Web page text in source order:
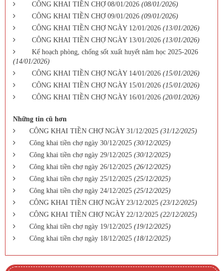
CÔNG KHAI TIỀN CHỢ 08/01/2026 (08/01/2026)
CÔNG KHAI TIỀN CHỢ 09/01/2026 (09/01/2026)
CÔNG KHAI TIỀN CHỢ NGÀY 12/01/2026 (13/01/2026)
CÔNG KHAI TIỀN CHỢ NGÀY 13/01/2026 (13/01/2026)
Kế hoạch phòng, chống sốt xuất huyết năm học 2025-2026
(14/01/2026)
CÔNG KHAI TIỀN CHỢ NGÀY 14/01/2026 (15/01/2026)
CÔNG KHAI TIỀN CHỢ NGÀY 15/01/2026 (15/01/2026)
CÔNG KHAI TIỀN CHỢ NGÀY 16/01/2026 (20/01/2026)
Những tin cũ hơn
CÔNG KHAI TIỀN CHỢ NGÀY 31/12/2025 (31/12/2025)
Công khai tiền chợ ngày 30/12/2025 (30/12/2025)
Công khai tiền chợ ngày 29/12/2025 (30/12/2025)
Công khai tiền chợ ngày 26/12/2025 (26/12/2025)
Công khai tiền chợ ngày 25/12/2025 (25/12/2025)
Công khai tiền chợ ngày 24/12/2025 (25/12/2025)
CÔNG KHAI TIỀN CHỢ NGÀY 23/12/2025 (23/12/2025)
CÔNG KHAI TIỀN CHỢ NGÀY 22/12/2025 (22/12/2025)
Công khai tiền chợ ngày 19/12/2025 (19/12/2025)
Công khai tiền chợ ngày 18/12/2025 (18/12/2025)